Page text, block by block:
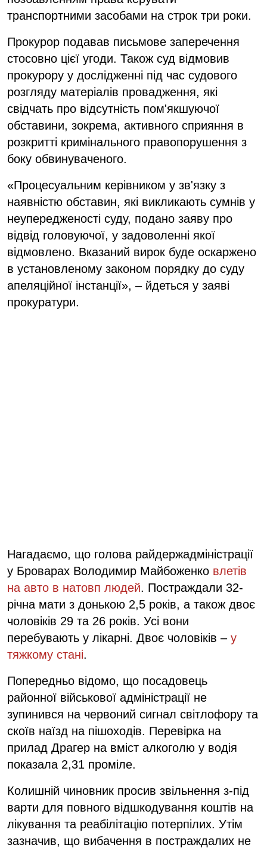
транспортними засобами на строк три роки.
Прокурор подавав письмове заперечення
стосовно цієї угоди. Також суд відмовив
прокурору у дослідженні під час судового
розгляду матеріалів провадження, які
свідчать про відсутність пом'якшуючої
обставини, зокрема, активного сприяння в
розкритті кримінального правопорушення з
боку обвинуваченого.
«Процесуальним керівником у зв'язку з
наявністю обставин, які викликають сумнів у
неупередженості суду, подано заяву про
відвід головуючої, у задоволенні якої
відмовлено. Вказаний вирок буде оскаржено
в установленому законом порядку до суду
апеляційної інстанції», – йдеться у заяві
прокуратури.
Нагадаємо, що голова райдержадміністрації
у Броварах Володимир Майбоженко влетів
на авто в натовп людей. Постраждали 32-
річна мати з донькою 2,5 років, а також двоє
чоловіків 29 та 26 років. Усі вони
перебувають у лікарні. Двоє чоловіків – у
тяжкому стані.
Попередньо відомо, що посадовець
районної військової адміністрації не
зупинився на червоний сигнал світлофору та
скоїв наїзд на пішоходів. Перевірка на
прилад Драгер на вміст алкоголю у водія
показала 2,31 проміле.
Колишній чиновник просив звільнення з-під
варти для повного відшкодування коштів на
лікування та реабілітацію потерпілих. Утім
зазначив, що вибачення в постраждалих не